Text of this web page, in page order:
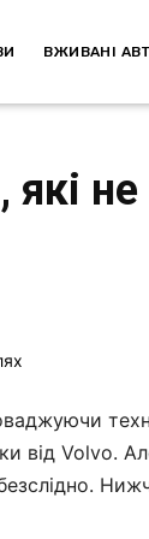
ВЖИВАНІ
які
від Volvo.